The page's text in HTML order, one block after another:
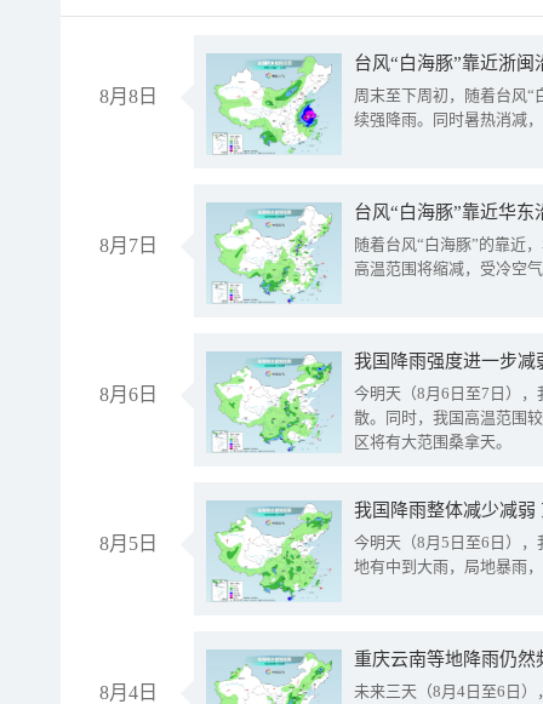
8月8日
台风“白海豚”靠近浙
周末至下周初，随着台风“
续强降雨。同时暑热消减
8月7日
台风“白海豚”靠近华
随着台风“白海豚”的靠近
高温范围将缩减，受冷空
8月6日
今明天（8月6日至7日）
散。同时，我国高温范围
区将有大范围桑拿天。
8月5日
我国降雨整体减少减弱
今明天（8月5日至6日）
地有中到大雨，局地暴雨
8月4日
重庆云南等地降雨仍然
未来三天（8月4日至6日